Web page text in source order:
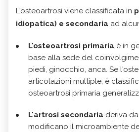
L'osteoartrosi viene classificata in
idiopatica) e secondaria ad
L'osteoartrosi primaria è in
base alla sede del
piedi, ginocchio, anca. Se
articolazioni multiple, è
osteoartrosi primaria
L'artrosi secondaria deriva
modificano il microambiente